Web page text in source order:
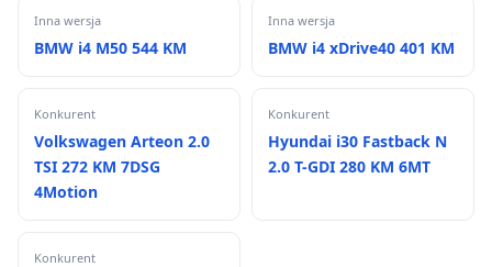
Inna wersja
BMW i4 M50 544 KM
Inna wersja
BMW i4 xDrive40 401 KM
Konkurent
Volkswagen Arteon 2.0
TSI 272 KM 7DSG
4Motion
Konkurent
Hyundai i30 Fastback N
2.0 T-GDI 280 KM 6MT
Konkurent